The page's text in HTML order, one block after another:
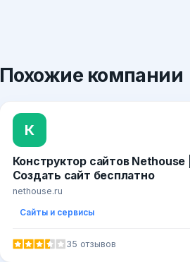
Похожие компании
К
Конструктор сайтов Nethouse |
Создать сайт бесплатно
nethouse.ru
Сайты и сервисы
35 отзывов